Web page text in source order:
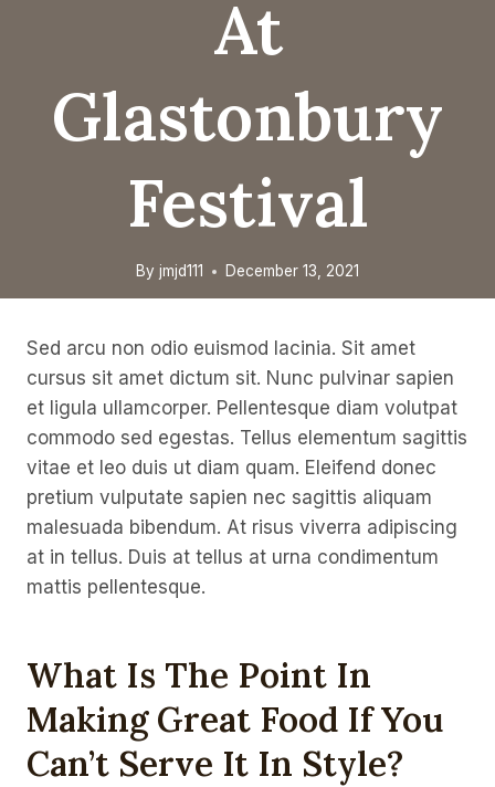
At
Glastonbury
Festival
By jmjd111 December 13, 2021
Sed arcu non odio euismod lacinia. Sit amet
cursus sit amet dictum sit. Nunc pulvinar sapien
et ligula ullamcorper. Pellentesque diam volutpat
commodo sed egestas. Tellus elementum sagittis
vitae et leo duis ut diam quam. Eleifend donec
pretium vulputate sapien nec sagittis aliquam
malesuada bibendum. At risus viverra adipiscing
at in tellus. Duis at tellus at urna condimentum
mattis pellentesque.
What Is The Point In
Making Great Food If You
Can’t Serve It In Style?